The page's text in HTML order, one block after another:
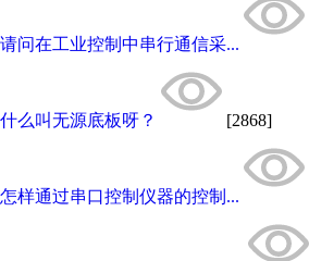
请问在工业控制中串行通信采...
什么叫无源底板呀？ [2868]
怎样通过串口控制仪器的控制...